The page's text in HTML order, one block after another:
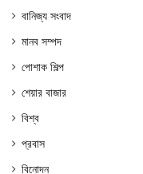
বানিজ্য সংবাদ
মানব সম্পদ
পোশাক শিল্প
শেয়ার বাজার
বিশ্ব
প্রবাস
বিনোদন